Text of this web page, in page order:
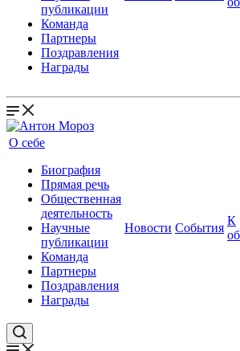
публикации
Команда
Партнеры
Поздравления
Награды
О себе
Биография
Прямая речь
Общественная
деятельность
Научные
публикации
Команда
Партнеры
Поздравления
Награды
Новости События
К